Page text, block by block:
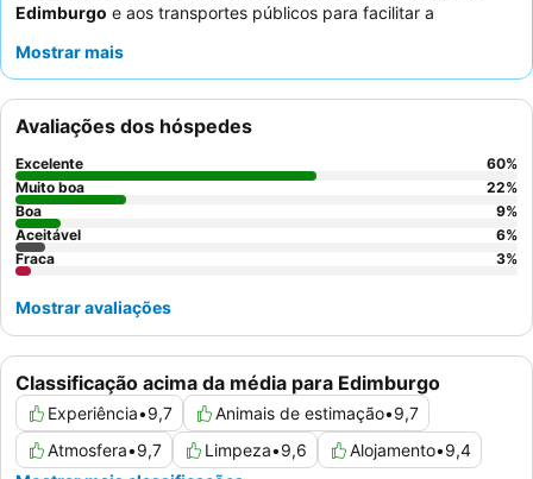
Edimburgo e aos transportes públicos para facilitar a
seu aclamado
e o hambúrguer Tartan. Os hóspedes elogiam consistentemente
a simpatia e a prestabilidade excecionais do
significativamente para uma estadia positiva. Para uma
experiência mais tranquila, os hóspedes podem considerar
solicitar um quarto virado para o lado oposto à estrada
principal.
Mostrar mais
Classificação acima da média para Edimburgo
Experiência•9,7 Animais de estimação•9,7
Atmosfera•9,7 Limpeza•9,6 Alojamento•9,4
Avaliações dos hóspedes
Excelente 60%
Muito boa
22%
Boa
9%
Aceitável
6%
Fraca
3%
Mostrar avaliações